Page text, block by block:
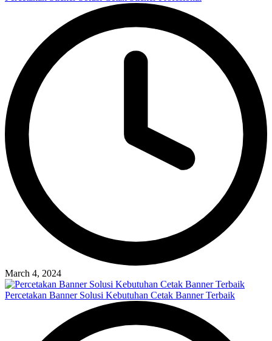
March 4, 2024
Percetakan Banner Solusi Kebutuhan Cetak Banner Terbaik